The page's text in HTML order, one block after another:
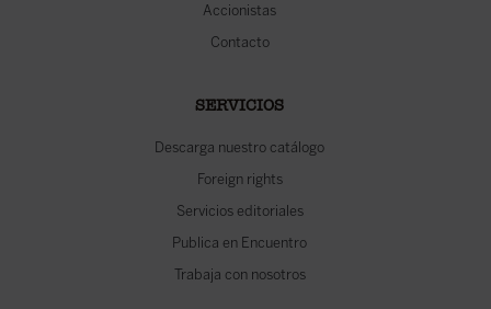
Accionistas
Contacto
SERVICIOS
Descarga nuestro catálogo
Foreign rights
Servicios editoriales
Publica en Encuentro
Trabaja con nosotros